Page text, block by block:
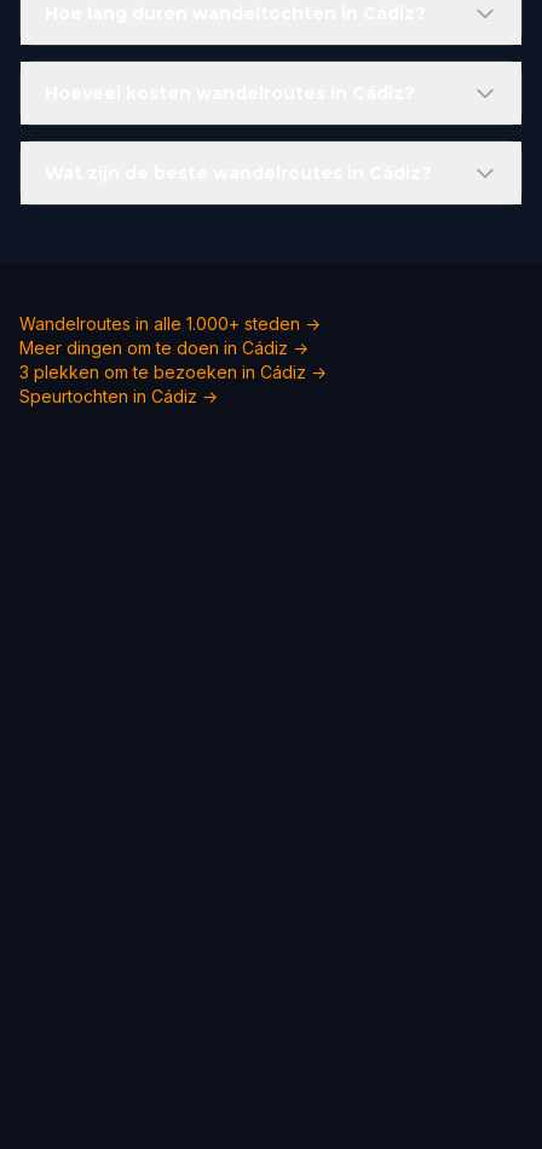
Wandelroutes in alle 1.000+ steden →
Meer dingen om te doen in Cádiz →
3 plekken om te bezoeken in Cádiz →
Speurtochten in Cádiz →